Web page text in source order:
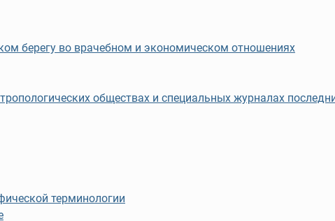
берегу во врачебном и экономическом отношениях
обществах и специальных журналах
терминологии